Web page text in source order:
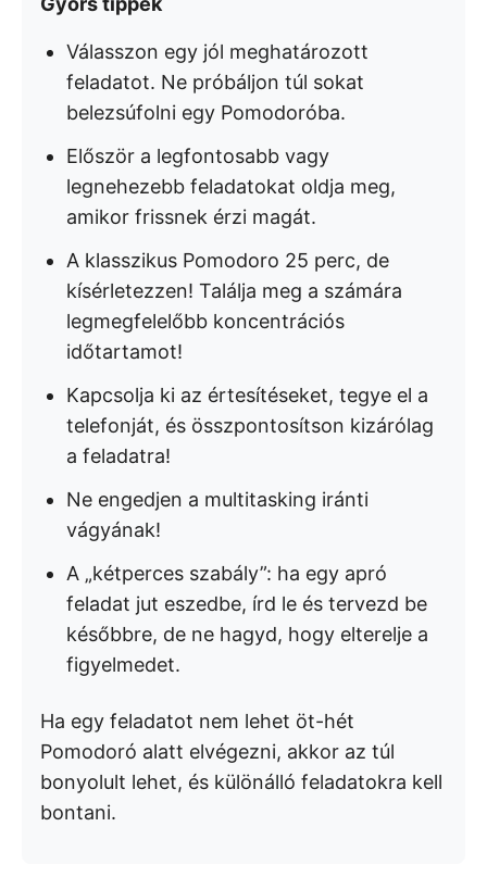
Válasszon egy jól meghatározott
feladatot. Ne próbáljon túl sokat
belezsúfolni egy Pomodoróba.
Először a legfontosabb vagy
legnehezebb feladatokat oldja meg,
amikor frissnek érzi magát.
A klasszikus Pomodoro 25 perc, de
kísérletezzen! Találja meg a számára
legmegfelelőbb koncentrációs
időtartamot!
Kapcsolja ki az értesítéseket, tegye el a
telefonját, és összpontosítson kizárólag
a feladatra!
Ne engedjen a multitasking iránti
vágyának!
A „kétperces szabály”: ha egy apró
feladat jut eszedbe, írd le és tervezd be
későbbre, de ne hagyd, hogy elterelje a
figyelmedet.
Ha egy feladatot nem lehet öt-hét
Pomodoró alatt elvégezni, akkor az túl
bonyolult lehet, és különálló feladatokra kell
bontani.